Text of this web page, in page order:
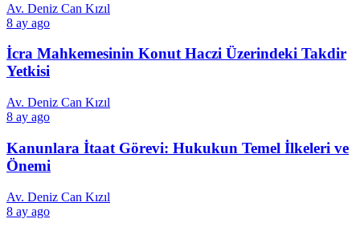
Av. Deniz Can Kızıl
8 ay ago
İcra Mahkemesinin Konut Haczi Üzerindeki Takdir
Yetkisi
Av. Deniz Can Kızıl
8 ay ago
Kanunlara İtaat Görevi: Hukukun Temel İlkeleri ve
Önemi
Av. Deniz Can Kızıl
8 ay ago